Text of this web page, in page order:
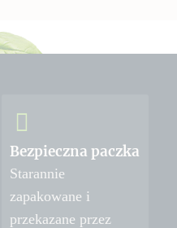
Bezpieczna paczka
Starannie
zapakowane i
przekazane przez